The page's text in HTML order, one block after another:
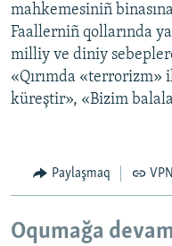
mahkemesiniñ
Faallerniñ qollarında
milliy ve diniy
«Qırımda
küreştir», «Bizim
Paylaşmaq
Oqumağa